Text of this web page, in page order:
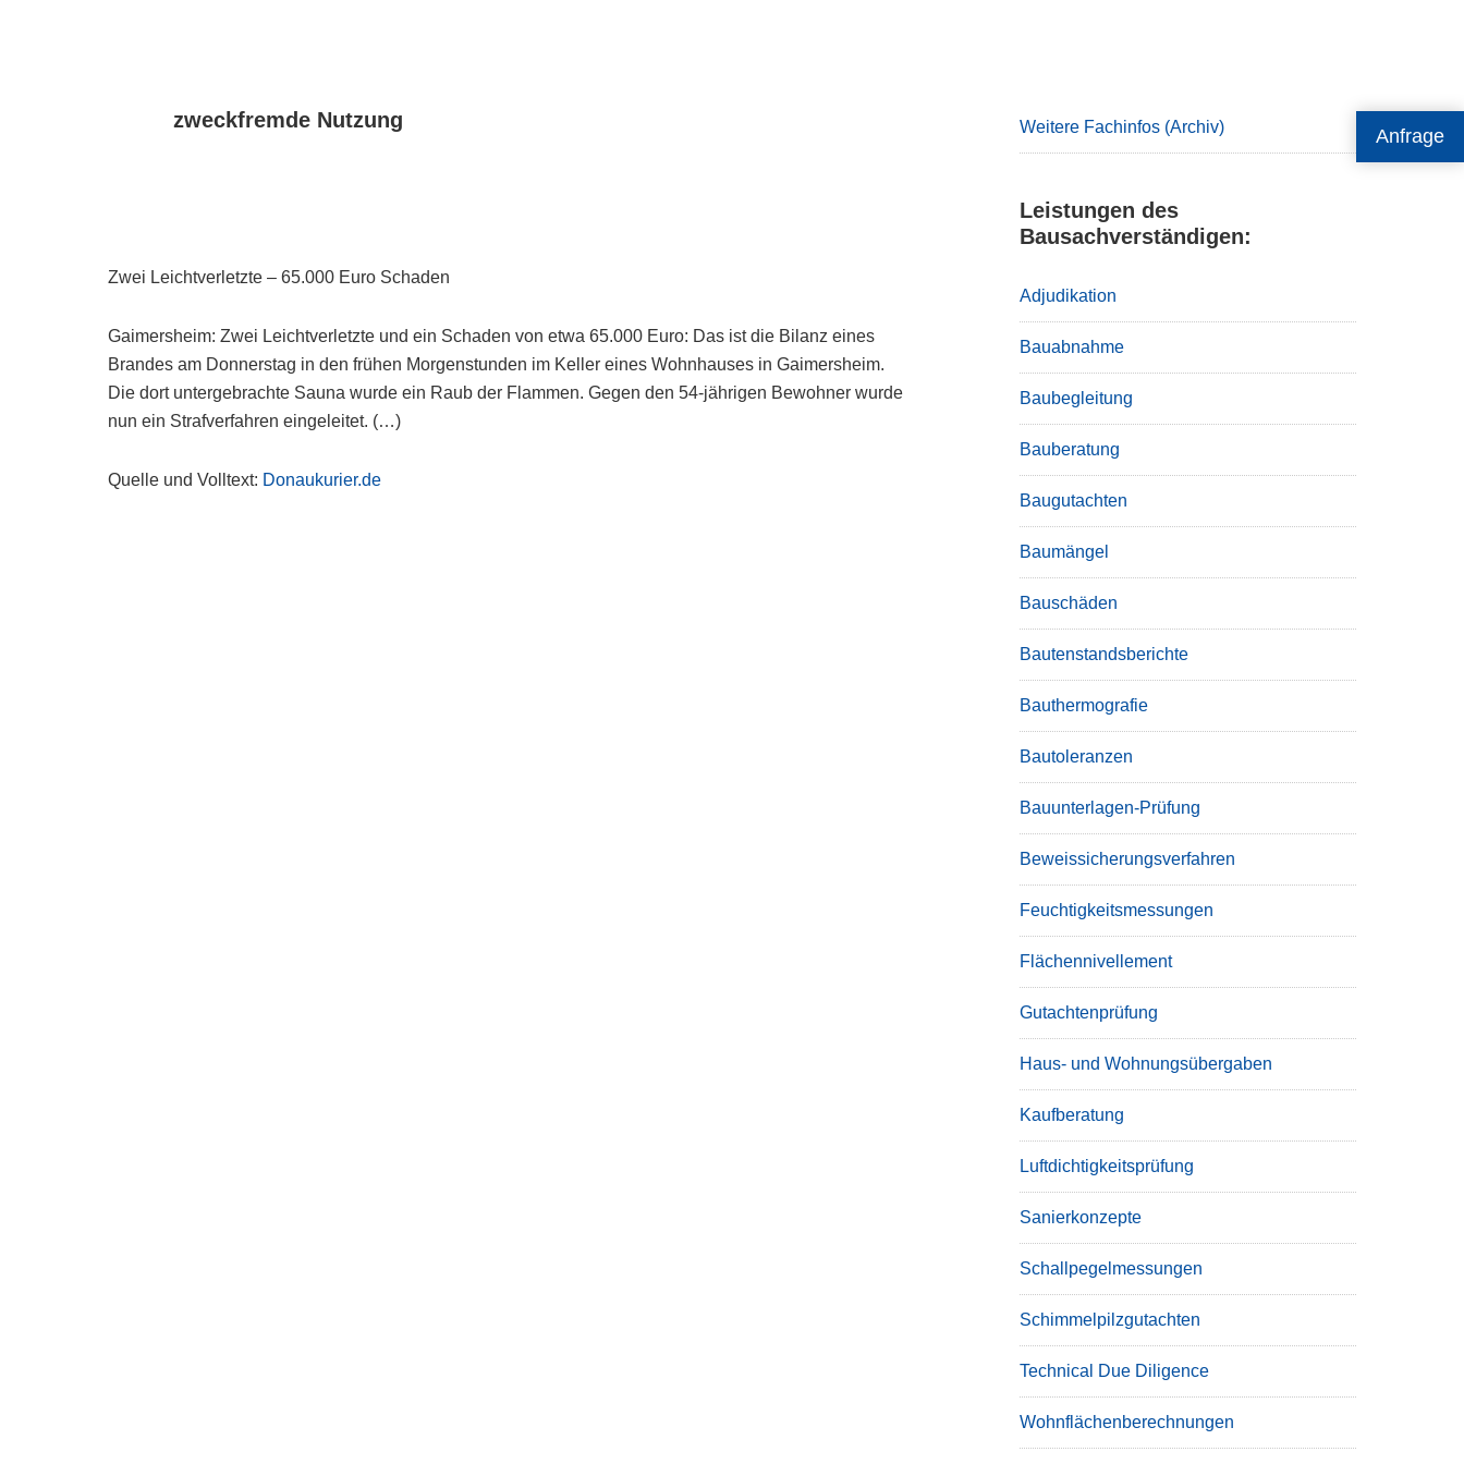
Anfrage
zweckfremde Nutzung
Zwei Leichtverletzte – 65.000 Euro Schaden
Gaimersheim: Zwei Leichtverletzte und ein Schaden von etwa 65.000 Euro: Das ist die Bilanz eines
Brandes am Donnerstag in den frühen Morgenstunden im Keller eines Wohnhauses in Gaimersheim.
Die dort untergebrachte Sauna wurde ein Raub der Flammen. Gegen den 54-jährigen Bewohner wurde
nun ein Strafverfahren eingeleitet. (…)
Quelle und Volltext: Donaukurier.de
Weitere Fachinfos (Archiv)
Leistungen des
Bausachverständigen:
Adjudikation
Bauabnahme
Baubegleitung
Bauberatung
Baugutachten
Baumängel
Bauschäden
Bautenstandsberichte
Bauthermografie
Bautoleranzen
Bauunterlagen-Prüfung
Beweissicherungsverfahren
Feuchtigkeitsmessungen
Flächennivellement
Gutachtenprüfung
Haus- und Wohnungsübergaben
Kaufberatung
Luftdichtigkeitsprüfung
Sanierkonzepte
Schallpegelmessungen
Schimmelpilzgutachten
Technical Due Diligence
Wohnflächenberechnungen